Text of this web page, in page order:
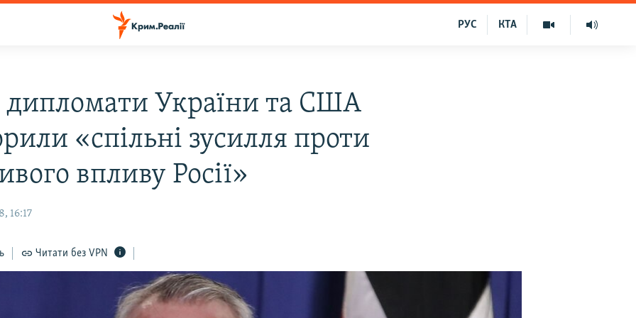
КТА
РУС
дипломати України та США
«спільні зусилля проти
впливу Росії»
16:17
Читати без VPN